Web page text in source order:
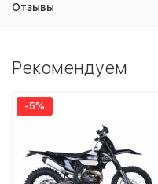
Отзывы
Рекомендуем
-5%